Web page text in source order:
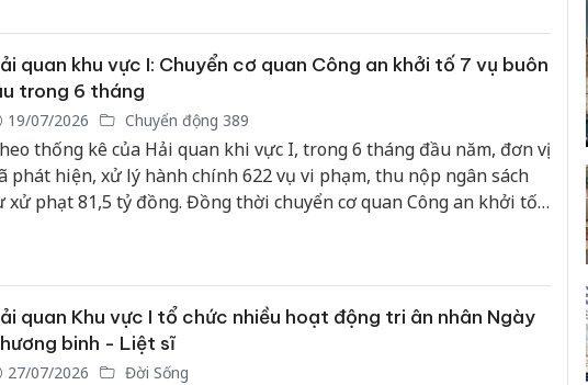
quan khu vực I: Chuyển cơ quan Công an khởi tố 7 vụ buôn
trong 6 tháng
19/07/2026 Chuyển động 389
thống kê của Hải quan khi vực I, trong 6 tháng đầu năm, đơn vị
phát hiện, xử lý hành chính 622 vụ vi phạm, thu nộp ngân sách
xử phạt 81,5 tỷ đồng. Đồng thời chuyển cơ quan Công an khởi tố
quan Khu vực I tổ chức nhiều hoạt động tri ân nhân Ngày
binh - Liệt sĩ
27/07/2026 Đời Sống
hủy
vệ
Hóa
vụ
buôn
Tìm bị
án
sữa
minh, xử lý sản
phẩm Slimaura
Care x3 sử dụng
Lào Cai xử lý 83 vụ
vi phạm thương mại
trong tháng 7
kinh doanh bán
hàng giả mạo nhãn
hiệu Adidas, Nike
công khai hàng
ngàn sản phẩm
nhập lậu, bảo vệ
Công an Thanh Hóa
tìm bị hại trong vụ
Thanh Hóa: Tìm bị
hại trong vụ án